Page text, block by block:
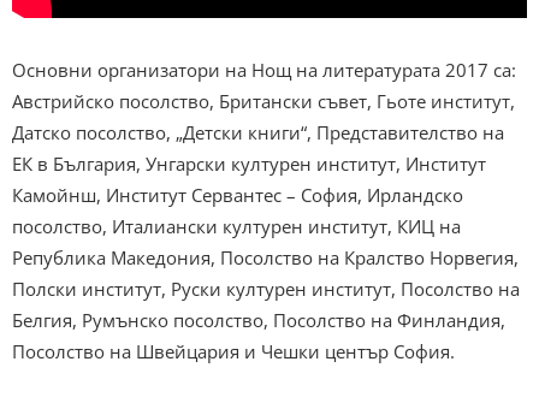
Основни организатори на Нощ на литературата 2017 са:
Австрийско посолство, Британски съвет, Гьоте институт,
Датско посолство, „Детски книги“, Представителство на
ЕК в България, Унгарски културен институт, Институт
Камойнш, Институт Сервантес – София, Ирландско
посолство, Италиански културен институт, КИЦ на
Република Македония, Посолство на Кралство Норвегия,
Полски институт, Руски културен институт, Посолство на
Белгия, Румънско посолство, Посолство на Финландия,
Посолство на Швейцария и Чешки център София.